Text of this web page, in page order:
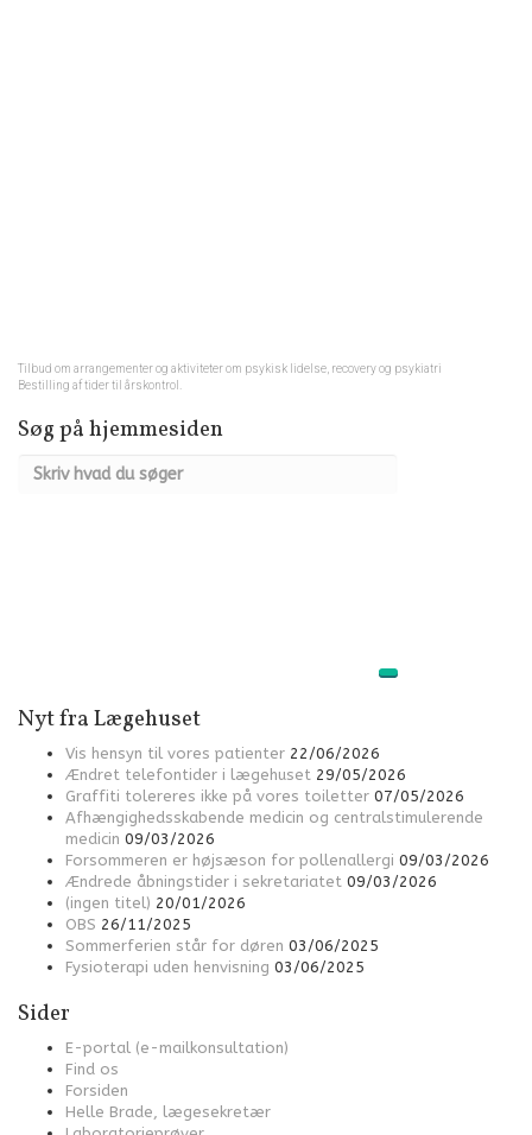
Tilbud om arrangementer og aktiviteter om psykisk lidelse, recovery og psykiatri
Bestilling af tider til årskontrol.
Søg på hjemmesiden
Nyt fra Lægehuset
Vis hensyn til vores patienter 22/06/2026
Ændret telefontider i lægehuset 29/05/2026
Graffiti tolereres ikke på vores toiletter 07/05/2026
Afhængighedsskabende medicin og centralstimulerende
medicin 09/03/2026
Forsommeren er højsæson for pollenallergi 09/03/2026
Ændrede åbningstider i sekretariatet 09/03/2026
(ingen titel) 20/01/2026
OBS 26/11/2025
Sommerferien står for døren 03/06/2025
Fysioterapi uden henvisning 03/06/2025
Sider
E-portal (e-mailkonsultation)
Find os
Forsiden
Helle Brade, lægesekretær